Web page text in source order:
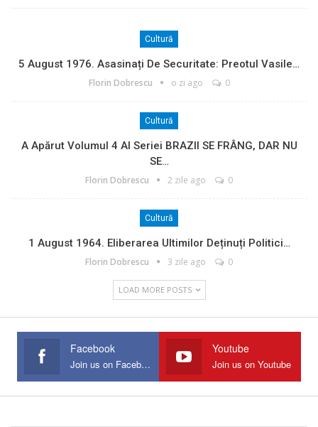
Cultură
5 August 1976. Asasinați De Securitate: Preotul Vasile…
Florin Dobrescu o zi ago 0
Cultură
A Apărut Volumul 4 Al Seriei BRAZII SE FRÂNG, DAR NU
SE…
Florin Dobrescu 2 zile ago 0
Cultură
1 August 1964. Eliberarea Ultimilor Deținuți Politici…
Florin Dobrescu 3 zile ago 0
LOAD MORE POSTS
Facebook
Join us on Facebook
Youtube
Join us on Youtube